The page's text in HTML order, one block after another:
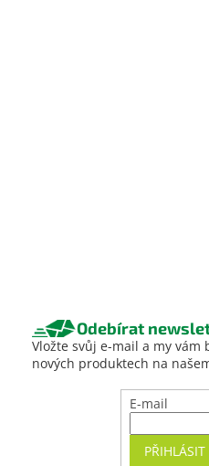
Odebírat
Vložte svůj e-mail a my
nových produktech na
E-mail
PŘIHLÁSIT